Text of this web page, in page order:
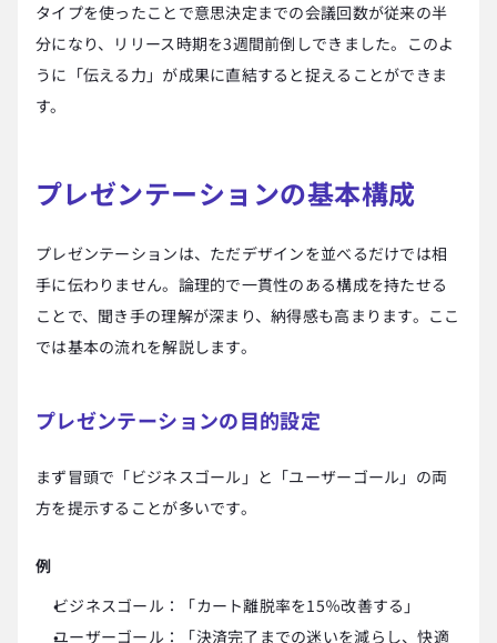
タイプを使ったことで意思決定までの会議回数が従来の半
分になり、リリース時期を3週間前倒しできました。このよ
うに「伝える力」が成果に直結すると捉えることができま
す。
プレゼンテーションの基本構成
プレゼンテーションは、ただデザインを並べるだけでは相
手に伝わりません。論理的で一貫性のある構成を持たせる
ことで、聞き手の理解が深まり、納得感も高まります。ここ
では基本の流れを解説します。
プレゼンテーションの目的設定
まず冒頭で「ビジネスゴール」と「ユーザーゴール」の両
方を提示することが多いです。
例
ビジネスゴール：「カート離脱率を15％改善する」
ユーザーゴール：「決済完了までの迷いを減らし、快適